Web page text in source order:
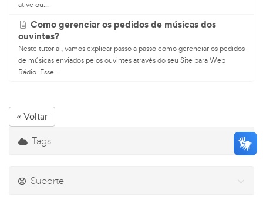
ative ou...
Como gerenciar os pedidos de músicas dos
ouvintes?
Neste tutorial, vamos explicar passo a passo como gerenciar os pedidos
de músicas enviados pelos ouvintes através do seu Site para Web
Rádio. Esse...
« Voltar
Tags
Suporte